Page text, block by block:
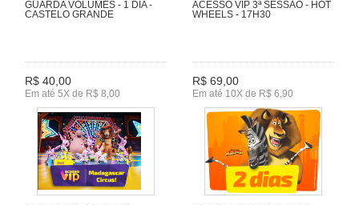
GUARDA VOLUMES - 1 DIA -
CASTELO GRANDE
R$ 40,00
Em até 5X de R$ 8,00
ACESSO VIP 3ª SESSÃO - HOT
WHEELS - 17H30
R$ 69,00
Em até 10X de R$ 6,90